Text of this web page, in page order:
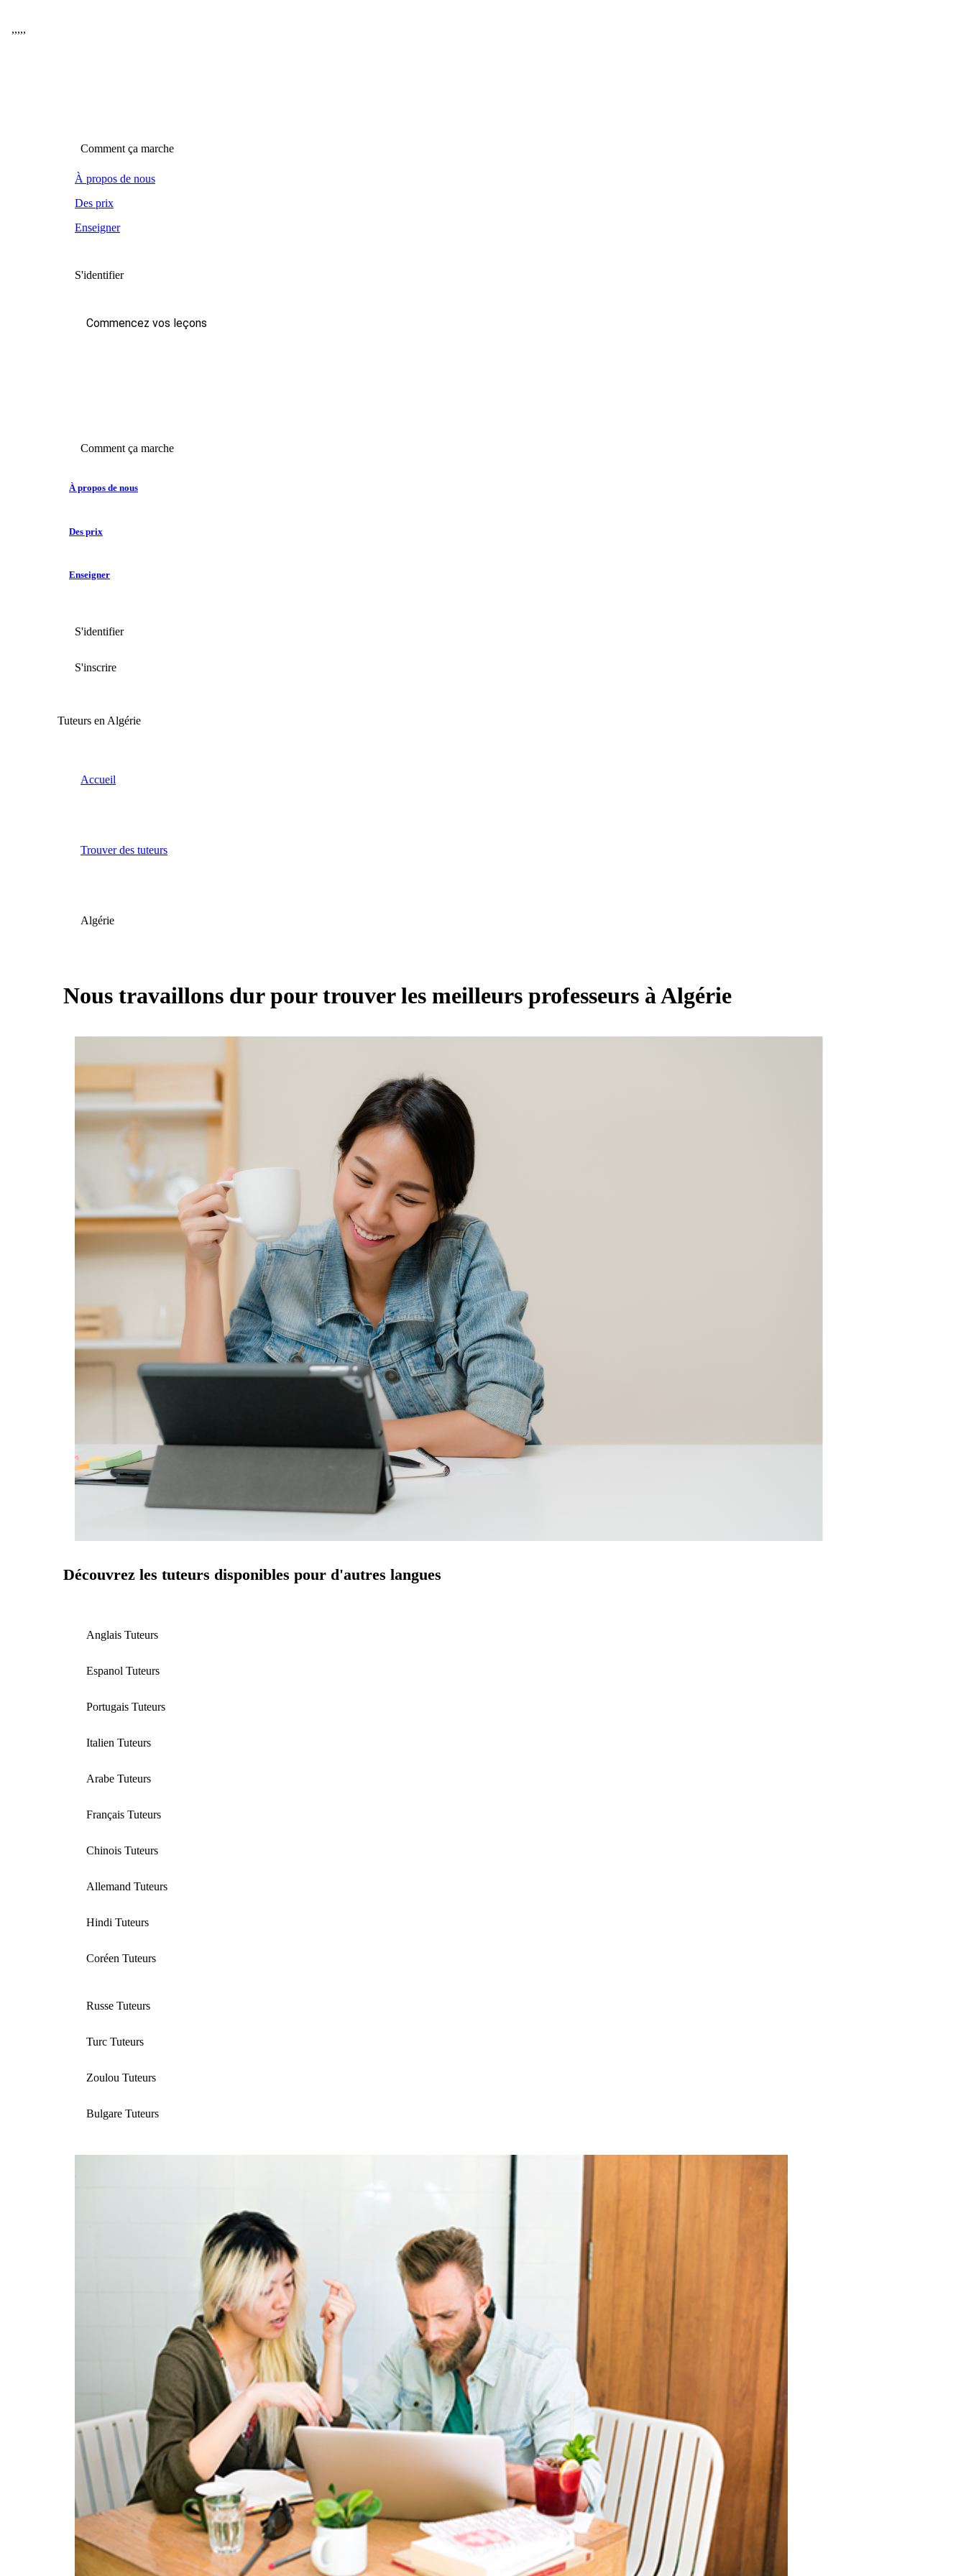
,,,,,
Comment ça marche
À propos de nous
Des prix
Enseigner
S'identifier
Commencez vos leçons
Comment ça marche
À propos de nous
Des prix
Enseigner
S'identifier
S'inscrire
Tuteurs en Algérie
Accueil
Trouver des tuteurs
Algérie
Nous travaillons dur pour trouver les meilleurs professeurs à Algérie
Découvrez les tuteurs disponibles pour d'autres langues
Anglais Tuteurs
Espanol Tuteurs
Portugais Tuteurs
Italien Tuteurs
Arabe Tuteurs
Français Tuteurs
Chinois Tuteurs
Allemand Tuteurs
Hindi Tuteurs
Coréen Tuteurs
Russe Tuteurs
Turc Tuteurs
Zoulou Tuteurs
Bulgare Tuteurs